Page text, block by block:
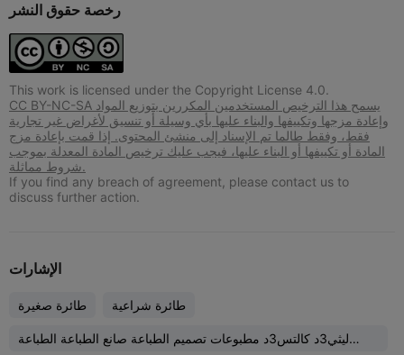
رخصة حقوق النشر
This work is licensed under the Copyright License 4.0.
CC BY-NC-SA يسمح هذا الترخيص المستخدمين المكررين بتوزيع المواد
وإعادة مزجها وتكييفها والبناء عليها بأي وسيلة أو تنسيق لأغراض غير تجارية
فقط، وفقط طالما تم الإسناد إلى منشئ المحتوى. إذا قمت بإعادة مزج
المادة أو تكييفها أو البناء عليها، فيجب عليك ترخيص المادة المعدلة بموجب
شروط مماثلة.
If you find any breach of agreement, please contact us to
discuss further action.
الإشارات
طائرة صغيرة طائرة شراعية
ليثي3د كالتس3د مطبوعات تصميم الطباعة صانع الطباعة الطباعة